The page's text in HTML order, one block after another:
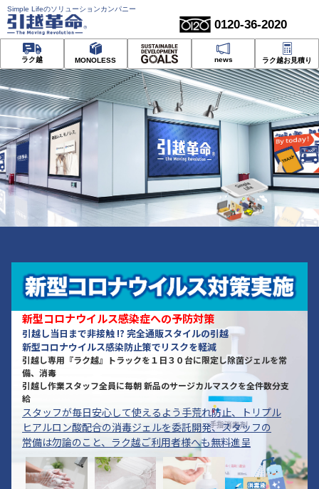
Simple Lifeのソリューションカンパニー
0120-36-2020
ラク越 MONOLESS news ラク越お見積り
新型コロナウイルス感染症への予防対策
引越し当日まで非接触 !? 完全通販スタイルの引越
新型コロナウイルス感染防止策でリスクを軽減
引越し専用『ラク越』トラックを１日３０台に限定し除菌ジェルを常
備、消毒
引越し作業スタッフ全員に毎朝 新品のサージカルマスクを全件数分支
給
スタッフが毎日安心して使えるよう手荒れ防止、トリプル
ヒアルロン酸配合の消毒ジェルを委託開発、スタッフの
常備は勿論のこと、ラク越ご利用者様へも無料進呈